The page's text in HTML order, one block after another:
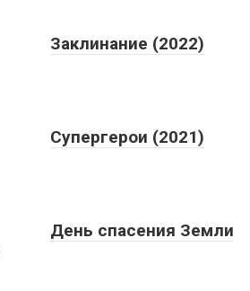
Заклинание (2022)
Супергерои (2021)
День спасения Земли